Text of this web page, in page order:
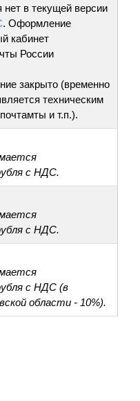
нет в текущей версии
. Оформление
кабинет
России
закрыто (временно
техническим
и т.п.).
с НДС.
с НДС.
с НДС (в
области - 10%).